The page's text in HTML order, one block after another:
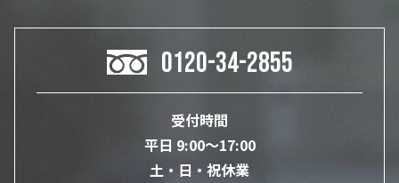
0120-34-2855
受付時間
平日 9:00～17:00
土・日・祝休業